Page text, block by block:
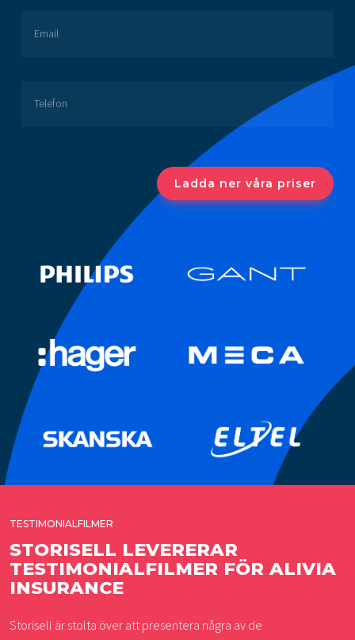
TESTIMONIALFILMER
STORISELL LEVERERAR
TESTIMONIALFILMER FÖR ALIVIA
INSURANCE
Storisell är stolta över att presentera några av de